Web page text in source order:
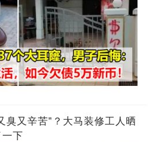
臭又辛苦”？大马装修工人晒
下